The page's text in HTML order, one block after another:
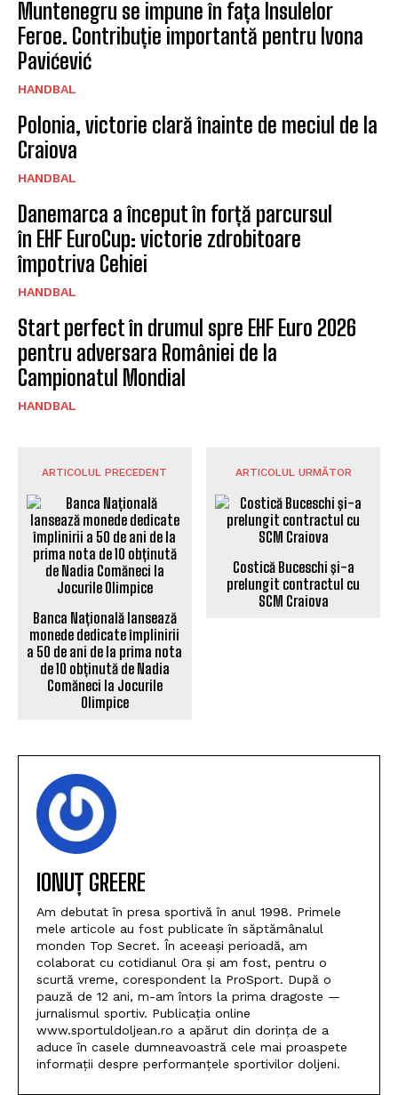
Muntenegru se impune în fața Insulelor
Feroe. Contribuție importantă pentru Ivona
Pavićević
HANDBAL
Polonia, victorie clară înainte de meciul de la
Craiova
HANDBAL
Danemarca a început în forță parcursul
în EHF EuroCup: victorie zdrobitoare
împotriva Cehiei
HANDBAL
Start perfect în drumul spre EHF Euro 2026
pentru adversara României de la
Campionatul Mondial
HANDBAL
ARTICOLUL PRECEDENT
Banca Națională lansează
monede dedicate împlinirii
a 50 de ani de la prima nota
de 10 obținută de Nadia
Comăneci la Jocurile
Olimpice
ARTICOLUL URMĂTOR
Costică Buceschi şi-a
prelungit contractul cu
SCM Craiova
IONUȚ GREERE
Am debutat în presa sportivă în anul 1998. Primele
mele articole au fost publicate în săptămânalul
monden Top Secret. În aceeași perioadă, am
colaborat cu cotidianul Ora și am fost, pentru o
scurtă vreme, corespondent la ProSport. După o
pauză de 12 ani, m-am întors la prima dragoste —
jurnalismul sportiv. Publicația online
www.sportuldoljean.ro a apărut din dorința de a
aduce în casele dumneavoastră cele mai proaspete
informații despre performanțele sportivilor doljeni.